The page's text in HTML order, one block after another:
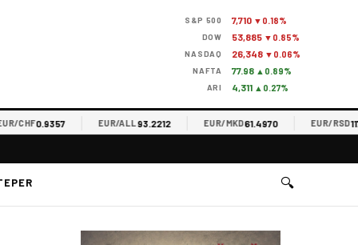
S&P 500 7,710 ▼0.18%
DOW 53,885 ▼0.85%
NASDAQ 26,348 ▼0.06%
NAFTA 77.98 ▲0.89%
ARI 4,311 ▲0.27%
0.9357 EUR/ALL93.2212 EUR/MKD61.4970 EUR/RSD
🔍